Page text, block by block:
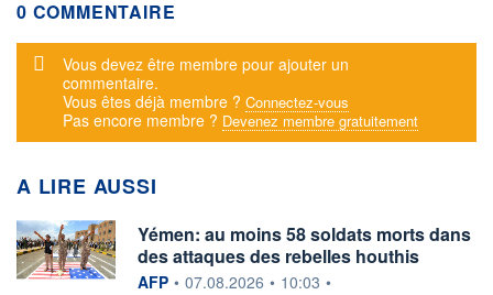
0 COMMENTAIRE
Message d'alerte
Vous devez être membre pour ajouter un
commentaire.
Vous êtes déjà membre ? Connectez-vous
Pas encore membre ? Devenez membre gratuitement
A LIRE AUSSI
Yémen: au moins 58 soldats morts dans
des attaques des rebelles houthis
information fournie par
AFP • 07.08.2026 • 10:03 •